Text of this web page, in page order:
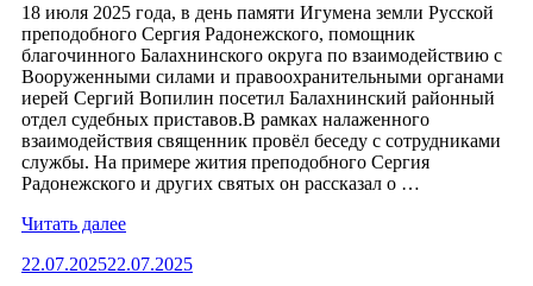
18 июля 2025 года, в день памяти Игумена земли Русской
преподобного Сергия Радонежского, помощник
благочинного Балахнинского округа по взаимодействию с
Вооруженными силами и правоохранительными органами
иерей Сергий Вопилин посетил Балахнинский районный
отдел судебных приставов.В рамках налаженного
взаимодействия священник провёл беседу с сотрудниками
службы. На примере жития преподобного Сергия
Радонежского и других святых он рассказал о …
Читать далее«Помощник
Балахнинского
Опубликовано
22.07.202522.07.2025